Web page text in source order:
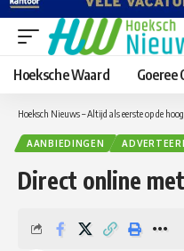
Hoeksche Waard Goeree
Hoeksch Nieuws – Altijd als eerste op de
AANBIEDINGEN
Direct online